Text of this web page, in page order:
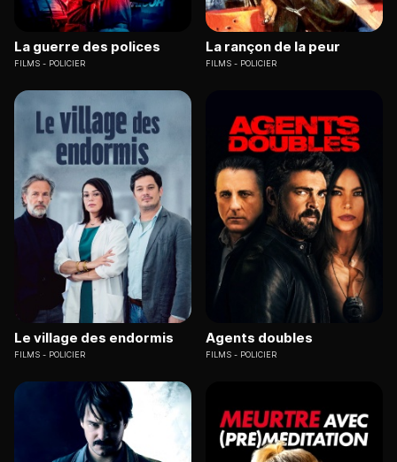
La guerre des polices
FILMS POLICIER
La rançon de la peur
FILMS POLICIER
Le village des endormis
FILMS POLICIER
Agents doubles
FILMS POLICIER